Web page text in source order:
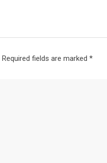
Required fields are marked *